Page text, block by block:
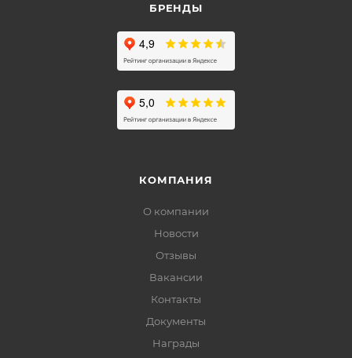
БРЕНДЫ
КОМПАНИЯ
О компании
Новости
Отзывы
Вакансии
Контакты
Документы
Награды